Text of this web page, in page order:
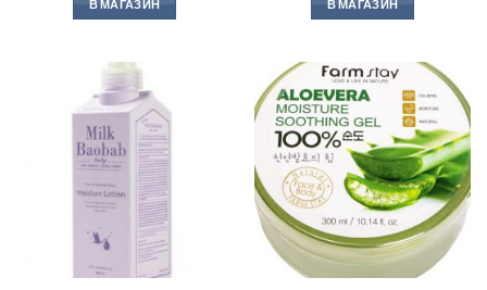
В МАГАЗИН В МАГАЗИН